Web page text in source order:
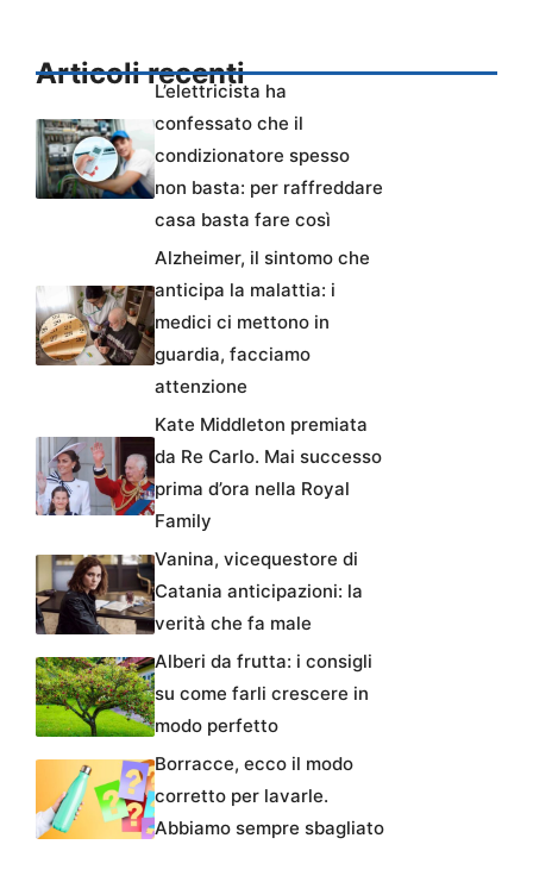
Articoli recenti
L’elettricista ha
confessato che il
condizionatore spesso
non basta: per raffreddare
casa basta fare così
Alzheimer, il sintomo che
anticipa la malattia: i
medici ci mettono in
guardia, facciamo
attenzione
Kate Middleton premiata
da Re Carlo. Mai successo
prima d’ora nella Royal
Family
Vanina, vicequestore di
Catania anticipazioni: la
verità che fa male
Alberi da frutta: i consigli
su come farli crescere in
modo perfetto
Borracce, ecco il modo
corretto per lavarle.
Abbiamo sempre sbagliato